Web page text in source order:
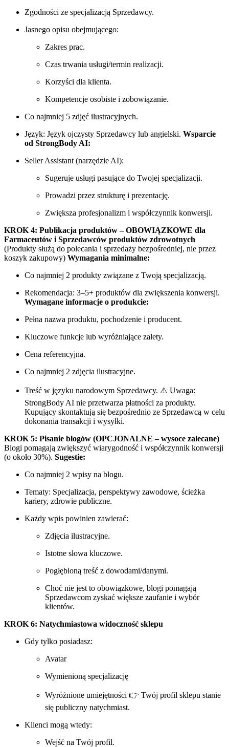
Zgodności ze specjalizacją Sprzedawcy.
Jasnego opisu obejmującego:
Zakres prac.
Czas trwania usługi/termin realizacji.
Korzyści dla klienta.
Kompetencje osobiste i zobowiązanie.
Co najmniej 5 zdjęć ilustracyjnych.
Język: Język ojczysty Sprzedawcy lub angielski. Wsparcie
od StrongBody AI:
Seller Assistant (narzędzie AI):
Sugeruje usługi pasujące do Twojej specjalizacji.
Prowadzi przez strukturę i prezentację.
Zwiększa profesjonalizm i współczynnik konwersji.
KROK 4: Publikacja produktów – OBOWIĄZKOWE dla
Farmaceutów i Sprzedawców produktów zdrowotnych
(Produkty służą do polecania i sprzedaży bezpośredniej, nie przez
koszyk zakupowy) Wymagania minimalne:
Co najmniej 2 produkty związane z Twoją specjalizacją.
Rekomendacja: 3–5+ produktów dla zwiększenia konwersji.
Wymagane informacje o produkcie:
Pełna nazwa produktu, pochodzenie i producent.
Kluczowe funkcje lub wyróżniające zalety.
Cena referencyjna.
Co najmniej 2 zdjęcia ilustracyjne.
Treść w języku narodowym Sprzedawcy. ⚠️ Uwaga:
StrongBody AI nie przetwarza płatności za produkty.
Kupujący skontaktują się bezpośrednio ze Sprzedawcą w celu
dokonania transakcji i wysyłki.
KROK 5: Pisanie blogów (OPCJONALNE – wysoce zalecane)
Blogi pomagają zwiększyć wiarygodność i współczynnik konwersji
(o około 30%). Sugestie:
Co najmniej 2 wpisy na blogu.
Tematy: Specjalizacja, perspektywy zawodowe, ścieżka
kariery, zdrowie publiczne.
Każdy wpis powinien zawierać:
Zdjęcia ilustracyjne.
Istotne słowa kluczowe.
Pogłębioną treść z dowodami/danymi.
Choć nie jest to obowiązkowe, blogi pomagają
Sprzedawcom zyskać większe zaufanie i wybór
klientów.
KROK 6: Natychmiastowa widoczność sklepu
Gdy tylko posiadasz:
Avatar
Wymienioną specjalizację
Wyróżnione umiejętności 👉 Twój profil sklepu stanie
się publiczny natychmiast.
Klienci mogą wtedy:
Wejść na Twój profil.